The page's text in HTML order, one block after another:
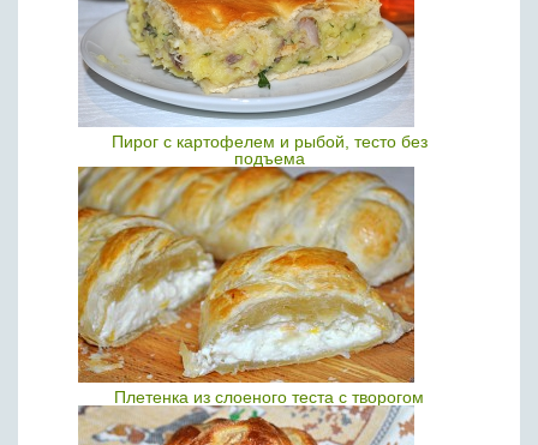
Пирог с картофелем и рыбой, тесто без
подъема
Плетенка из слоеного теста с творогом